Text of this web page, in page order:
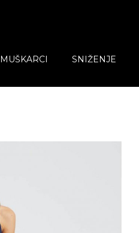
MUŠKARCI SNIŽENJE